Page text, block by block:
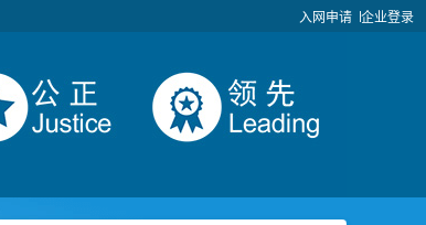
入网申请 企业登录